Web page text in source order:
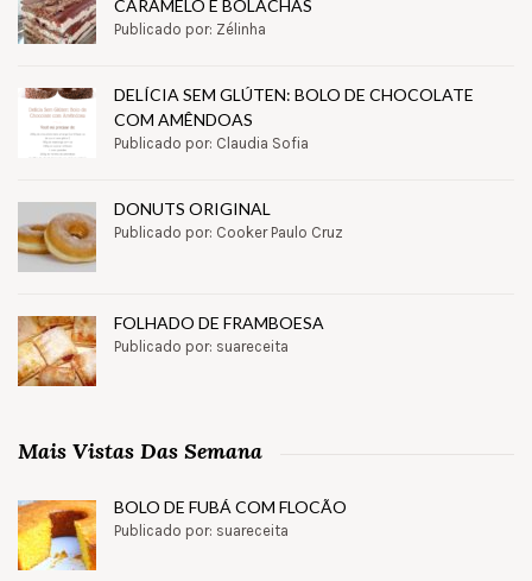
CARAMELO E BOLACHAS
Publicado por: Zélinha
DELÍCIA SEM GLÚTEN: BOLO DE CHOCOLATE
COM AMÊNDOAS
Publicado por: Claudia Sofia
DONUTS ORIGINAL
Publicado por: Cooker Paulo Cruz
FOLHADO DE FRAMBOESA
Publicado por: suareceita
Mais Vistas Das Semana
BOLO DE FUBÁ COM FLOCÃO
Publicado por: suareceita